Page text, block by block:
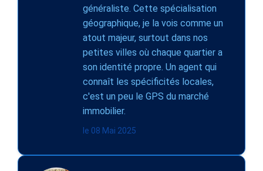
généraliste. Cette spécialisation
géographique, je la vois comme un
atout majeur, surtout dans nos
petites villes où chaque quartier a
son identité propre. Un agent qui
connaît les spécificités locales,
c'est un peu le GPS du marché
immobilier.
le 08 Mai 2025